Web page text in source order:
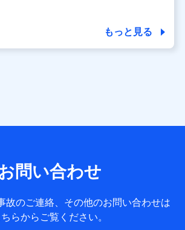
動に関する情報、購入されたサービスや
ドコモが提供する保険関連サービスに
報）が含まれます。
として、保険契約者及び被保険者の氏
日、性別、保険契約者と被保険者の関係、
保険商品の内容、保険料、保険料のお支払
もっと見る
問い合わせ
故のご連絡、その他のお問い合わせは
ちらからご覧ください。